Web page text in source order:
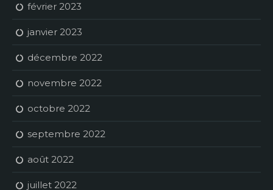
février 2023
janvier 2023
décembre 2022
novembre 2022
octobre 2022
septembre 2022
août 2022
juillet 2022